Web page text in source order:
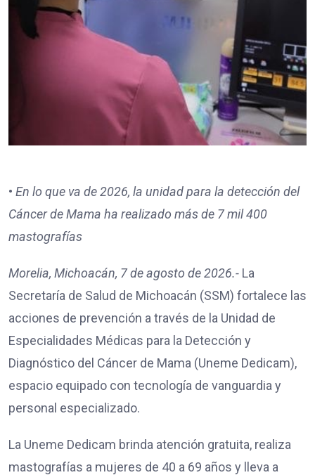
•⁠ ⁠En lo que va de 2026, la unidad para la detección del
Cáncer de Mama ha realizado más de 7 mil 400
mastografías
Morelia, Michoacán, 7 de agosto de 2026.- La
Secretaría de Salud de Michoacán (SSM) fortalece las
acciones de prevención a través de la Unidad de
Especialidades Médicas para la Detección y
Diagnóstico del Cáncer de Mama (Uneme Dedicam),
espacio equipado con tecnología de vanguardia y
personal especializado.
La Uneme Dedicam brinda atención gratuita, realiza
mastografías a mujeres de 40 a 69 años y lleva a